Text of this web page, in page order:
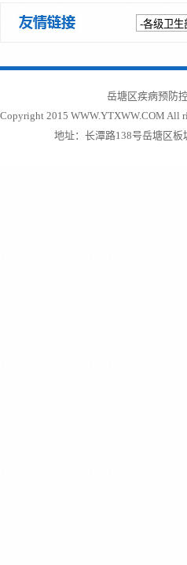
岳塘区疾病预防
Copyright 2015 WWW.YTXWW.COM All
地址：长潭路138号岳塘区